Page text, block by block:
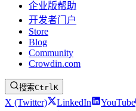
企业版帮助
开发者门户
Store
Blog
Community
Crowdin.com
搜索CtrlK
X (Twitter) LinkedIn YouTube